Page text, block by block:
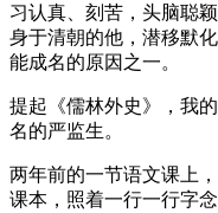
习认真、刻苦，头脑聪
身于清朝的他，潜移默
能成名的原因之一。
提起《儒林外史》，我
名的严监生。
两年前的一节语文课上
课本，照着一行一行字